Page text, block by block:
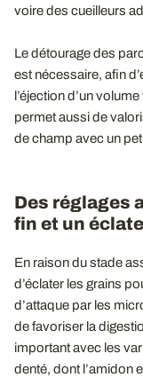
voire des cueilleurs
Le détourage des
est nécessaire, afin
l’éjection d’un
permet aussi de
de champ avec un
Des réglages
fin et un
En raison du stade
d’éclater les grains
d’attaque par les
de favoriser la
important avec les
denté, dont l’amidon